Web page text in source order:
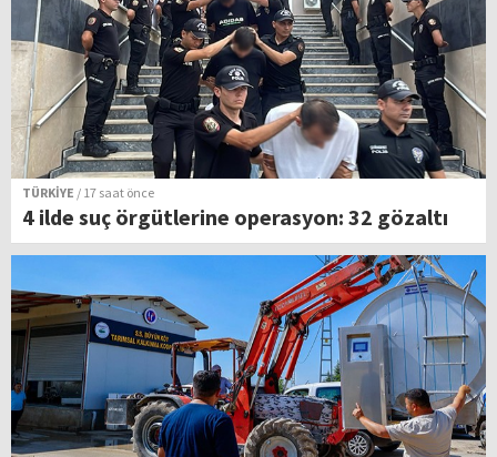
TÜRKİYE / 17 saat önce
4 ilde suç örgütlerine operasyon: 32 gözaltı